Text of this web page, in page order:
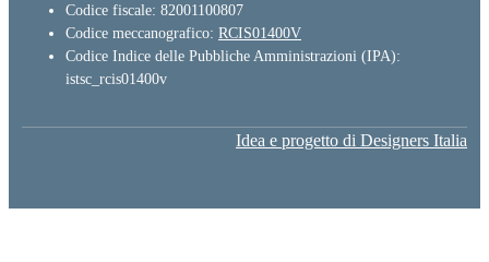
Codice fiscale: 82001100807
Codice meccanografico: RCIS01400V
Codice Indice delle Pubbliche Amministrazioni (IPA):
istsc_rcis01400v
Idea e progetto di Designers Italia